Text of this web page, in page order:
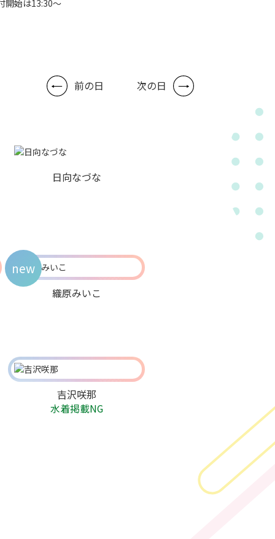
開始は13:30～
前の日 次の日
日向なづな
織原みいこ
new
吉沢咲那
水着掲載NG